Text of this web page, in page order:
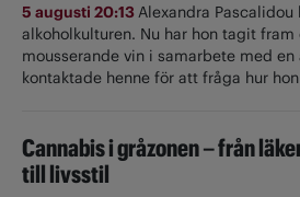
5 augusti 20:13Alexandra
alkoholkulturen. Nu har hon tagit
mousserande vin i samarbete med
kontaktade henne för att fråga hur
Cannabis i gråzonen – från
till livsstil